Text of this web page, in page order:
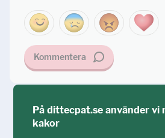
Kommentera
Ställ din fråga!
På dittecpat.se använder vi
kakor